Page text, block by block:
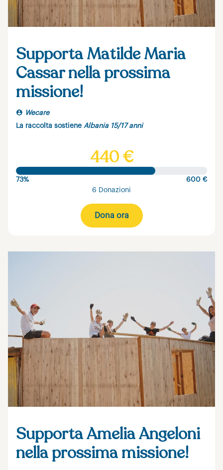
Supporta Matilde Maria
Cassar nella prossima
missione!
Wecare
La raccolta sostiene Albania 15/17 anni
440 €
73%
600 €
6 Donazioni
Dona ora
Supporta Amelia Angeloni
nella prossima missione!